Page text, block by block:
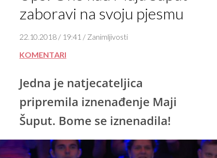
zaboravi na svoju pjesmu
22.10.2018 / 19:41 / Zanimljivosti
KOMENTARI
Jedna je natjecateljica
pripremila iznenađenje Maji
Šuput. Bome se iznenadila!